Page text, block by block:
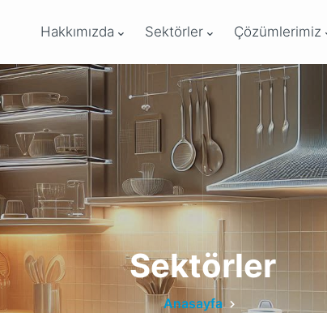
Hakkımızda Sektörler Çözümlerimiz
Sektörler
Anasayfa